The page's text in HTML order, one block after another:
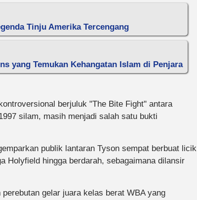
Tinju Amerika Tercengang
yang Temukan Kehangatan Islam di Penjara
berjuluk "The Bite Fight" antara
silam, masih menjadi salah satu bukti
publik lantaran Tyson sempat berbuat licik
Holyfield hingga berdarah, sebagaimana dilansir
gelar juara kelas berat WBA yang